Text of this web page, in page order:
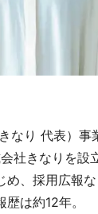
なり 代表）事
社きなりを設
め、採用広報
は約12年。